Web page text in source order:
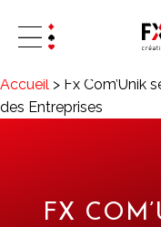
Accueil > Fx Com’Unik
des Entreprises
FX